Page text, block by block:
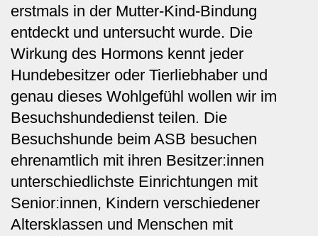
erstmals in der Mutter-Kind-Bindung
entdeckt und untersucht wurde. Die
Wirkung des Hormons kennt jeder
Hundebesitzer oder Tierliebhaber und
genau dieses Wohlgefühl wollen wir im
Besuchshundedienst teilen. Die
Besuchshunde beim ASB besuchen
ehrenamtlich mit ihren Besitzer:innen
unterschiedlichste Einrichtungen mit
Senior:innen, Kindern verschiedener
Altersklassen und Menschen mit